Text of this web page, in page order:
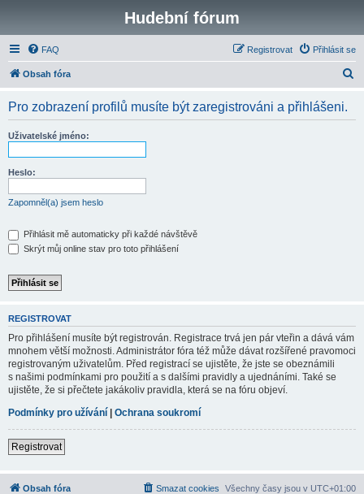
Hudební fórum
FAQ Přihlásit se
Registrovat
Obsah fóra
Pro zobrazení profilů musíte být zaregistrováni a přihlášeni.
Uživatelské jméno:
Heslo:
Zapomněl(a) jsem heslo
Přihlásit mě automaticky při každé návštěvě
Skrýt můj online stav pro toto přihlášení
REGISTROVAT
Pro přihlášení musíte být registrován. Registrace trvá jen pár vteřin a dává vám
mnohem větší možnosti. Administrátor fóra též může dávat rozšířené pravomoci
registrovaným uživatelům. Před registrací se ujistěte, že jste se obeznámili
s našimi podmínkami pro použití a s dalšími pravidly a ujednáními. Také se
ujistěte, že si přečtete jakákoliv pravidla, která se na fóru objeví.
Podmínky pro užívání | Ochrana soukromí
Registrovat
Obsah fóra Všechny časy jsou v UTC+01:00
Smazat cookies